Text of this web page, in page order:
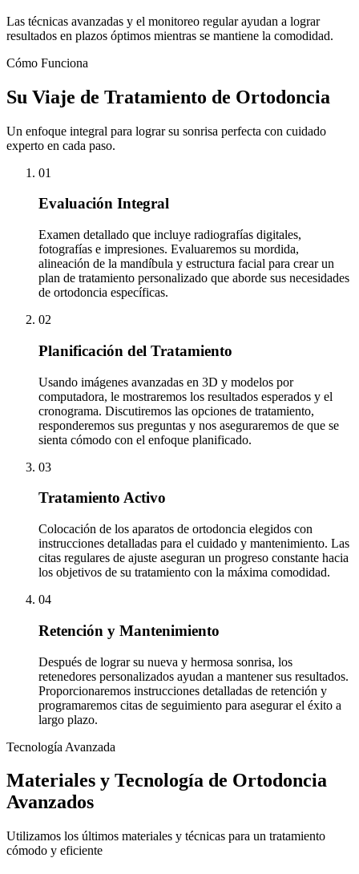
Las técnicas avanzadas y el monitoreo regular ayudan a lograr
resultados en plazos óptimos mientras se mantiene la comodidad.
Cómo Funciona
Su Viaje de Tratamiento de Ortodoncia
Un enfoque integral para lograr su sonrisa perfecta con cuidado
experto en cada paso.
01
Evaluación Integral
Examen detallado que incluye radiografías digitales,
fotografías e impresiones. Evaluaremos su mordida,
alineación de la mandíbula y estructura facial para crear un
plan de tratamiento personalizado que aborde sus necesidades
de ortodoncia específicas.
02
Planificación del Tratamiento
Usando imágenes avanzadas en 3D y modelos por
computadora, le mostraremos los resultados esperados y el
cronograma. Discutiremos las opciones de tratamiento,
responderemos sus preguntas y nos aseguraremos de que se
sienta cómodo con el enfoque planificado.
03
Tratamiento Activo
Colocación de los aparatos de ortodoncia elegidos con
instrucciones detalladas para el cuidado y mantenimiento. Las
citas regulares de ajuste aseguran un progreso constante hacia
los objetivos de su tratamiento con la máxima comodidad.
04
Retención y Mantenimiento
Después de lograr su nueva y hermosa sonrisa, los
retenedores personalizados ayudan a mantener sus resultados.
Proporcionaremos instrucciones detalladas de retención y
programaremos citas de seguimiento para asegurar el éxito a
largo plazo.
Tecnología Avanzada
Materiales y Tecnología de Ortodoncia
Avanzados
Utilizamos los últimos materiales y técnicas para un tratamiento
cómodo y eficiente